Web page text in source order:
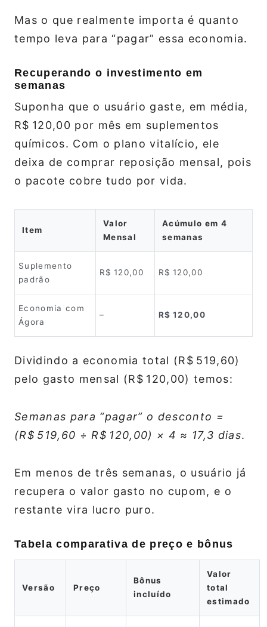
Mas o que realmente importa é quanto
tempo leva para “pagar” essa economia.
Recuperando o investimento em
semanas
Suponha que o usuário gaste, em média,
R$ 120,00 por mês em suplementos
químicos. Com o plano vitalício, ele
deixa de comprar reposição mensal, pois
o pacote cobre tudo por vida.
Item
Valor
Mensal
Acúmulo em 4
semanas
Suplemento
padrão
R$ 120,00 R$ 120,00
Economia com
Ágora
– R$ 120,00
Dividindo a economia total (R$ 519,60)
pelo gasto mensal (R$ 120,00) temos:
Semanas para “pagar” o desconto =
(R$ 519,60 ÷ R$ 120,00) × 4 ≈ 17,3 dias.
Em menos de três semanas, o usuário já
recupera o valor gasto no cupom, e o
restante vira lucro puro.
Tabela comparativa de preço e bônus
Versão Preço
Bônus
incluído
Valor
total
estimado